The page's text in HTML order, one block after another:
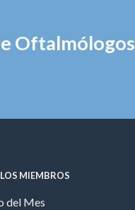
Oftalmólogos
MIEMBROS
del Mes